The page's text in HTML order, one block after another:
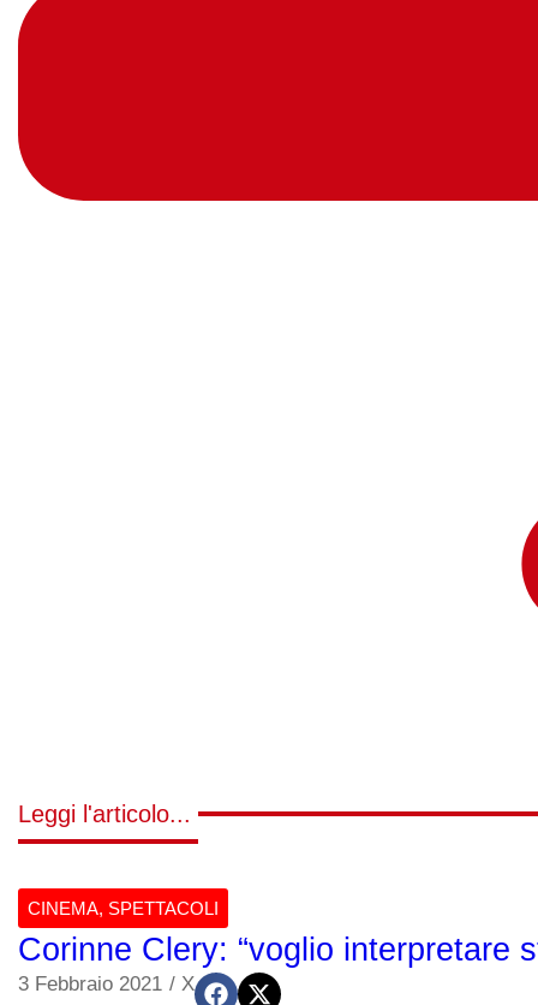
Leggi l'articolo...
CINEMA, SPETTACOLI
Corinne Clery: “voglio interpretare
3 Febbraio 2021 / X